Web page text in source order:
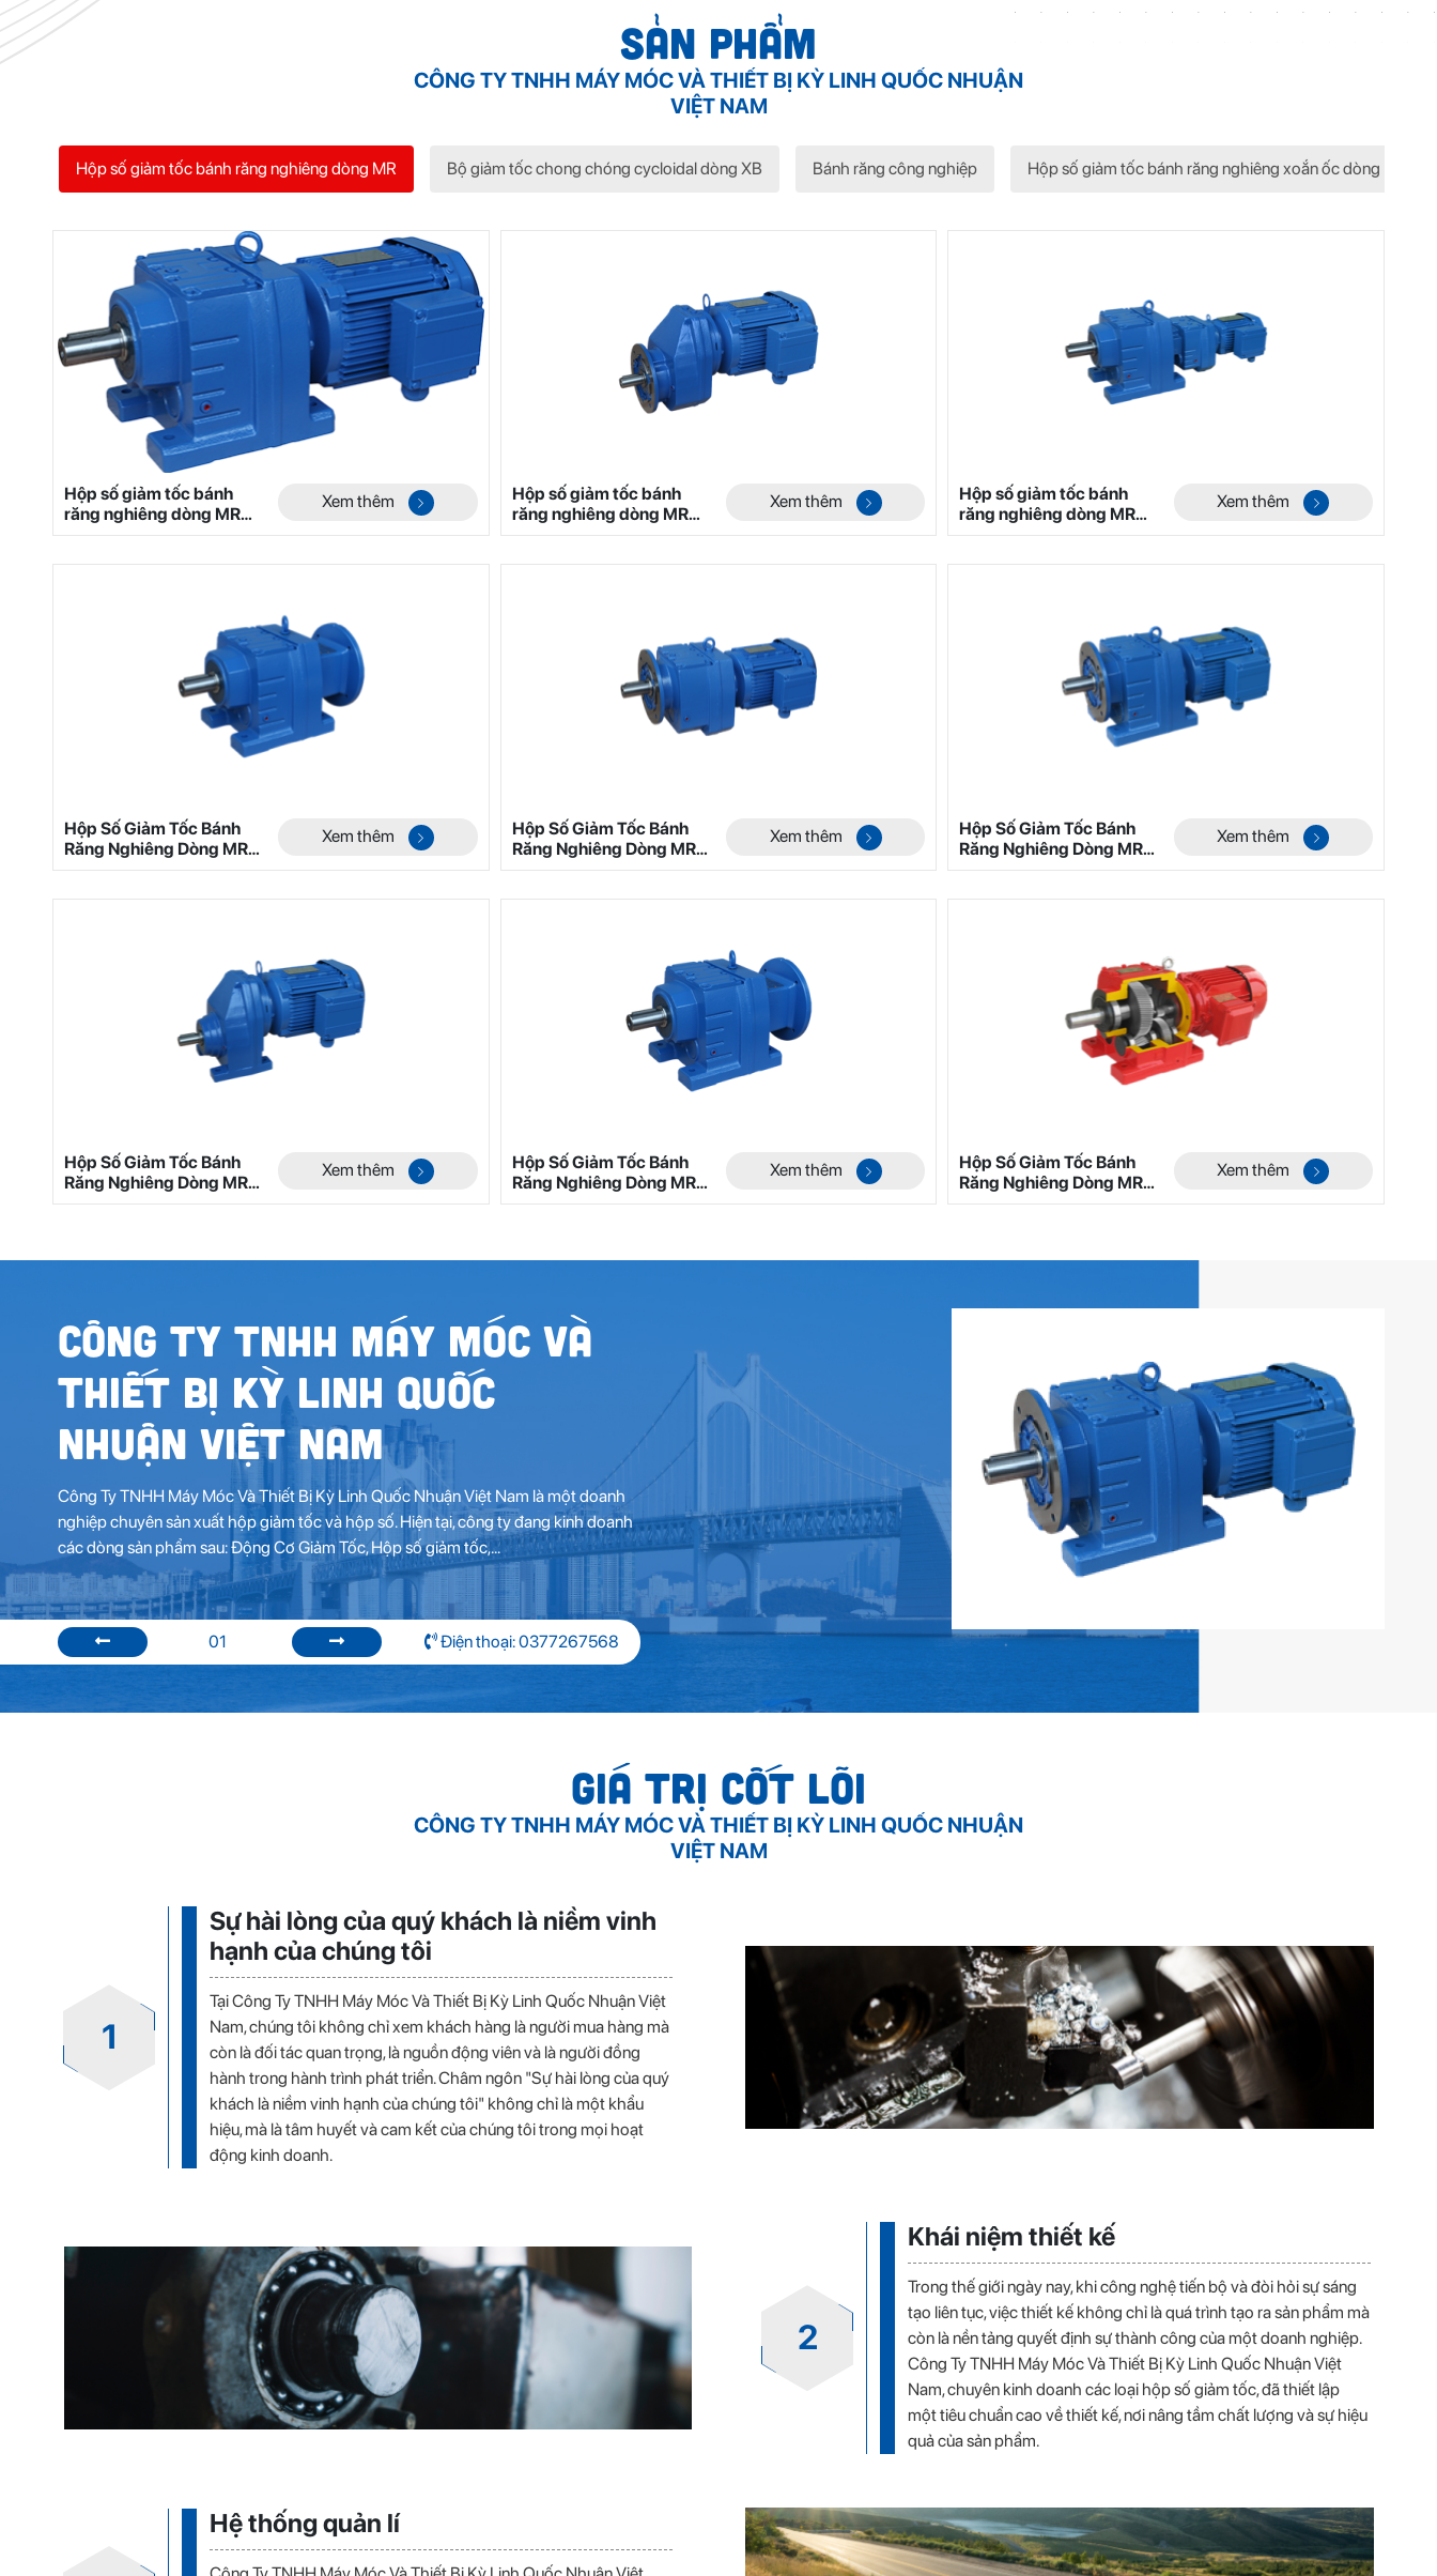
Sản phẩm
CÔNG TY TNHH MÁY MÓC VÀ THIẾT BỊ KỲ LINH QUỐC NHUẬN
VIỆT NAM
Hộp số giảm tốc bánh răng nghiêng dòng MR Bộ giảm tốc chong chóng cycloidal dòng XB Bánh răng công nghiệp Hộp số giảm tốc bánh răng nghiêng xoắn ốc dòng MS
Hộp số giảm tốc bánh
răng nghiêng dòng MR
Mã 1
Xem thêm
Hộp số giảm tốc bánh
răng nghiêng dòng MR
Mã 2
Xem thêm
Hộp số giảm tốc bánh
răng nghiêng dòng MR
Mã 3
Xem thêm
Hộp Số Giảm Tốc Bánh
Răng Nghiêng Dòng MR
Mã 4
Xem thêm
Hộp Số Giảm Tốc Bánh
Răng Nghiêng Dòng MR
Mã 5
Xem thêm
Hộp Số Giảm Tốc Bánh
Răng Nghiêng Dòng MR
Mã 6
Xem thêm
Hộp Số Giảm Tốc Bánh
Răng Nghiêng Dòng MR
Mã 8
Xem thêm
Hộp Số Giảm Tốc Bánh
Răng Nghiêng Dòng MR
Mã 7
Xem thêm
Hộp Số Giảm Tốc Bánh
Răng Nghiêng Dòng MR
Mã 9
Xem thêm
Công Ty TNHH Máy Móc Và
Thiết Bị Kỳ Linh Quốc
Nhuận Việt Nam
Công Ty TNHH Máy Móc Và Thiết Bị Kỳ Linh Quốc Nhuận Việt Nam là một doanh
nghiệp chuyên sản xuất hộp giảm tốc và hộp số. Hiện tại, công ty đang kinh doanh
các dòng sản phẩm sau: Động Cơ Giảm Tốc, Hộp số giảm tốc,...
01 Điện thoại: 0377267568
GIÁ TRỊ CỐT LÕI
CÔNG TY TNHH MÁY MÓC VÀ THIẾT BỊ KỲ LINH QUỐC NHUẬN
VIỆT NAM
1
Sự hài lòng của quý khách là niềm vinh
hạnh của chúng tôi
Tại Công Ty TNHH Máy Móc Và Thiết Bị Kỳ Linh Quốc Nhuận Việt
Nam, chúng tôi không chỉ xem khách hàng là người mua hàng mà
còn là đối tác quan trọng, là nguồn động viên và là người đồng
hành trong hành trình phát triển. Châm ngôn "Sự hài lòng của quý
khách là niềm vinh hạnh của chúng tôi" không chỉ là một khẩu
hiệu, mà là tâm huyết và cam kết của chúng tôi trong mọi hoạt
động kinh doanh.
2
Khái niệm thiết kế
Trong thế giới ngày nay, khi công nghệ tiến bộ và đòi hỏi sự sáng
tạo liên tục, việc thiết kế không chỉ là quá trình tạo ra sản phẩm mà
còn là nền tảng quyết định sự thành công của một doanh nghiệp.
Công Ty TNHH Máy Móc Và Thiết Bị Kỳ Linh Quốc Nhuận Việt
Nam, chuyên kinh doanh các loại hộp số giảm tốc, đã thiết lập
một tiêu chuẩn cao về thiết kế, nơi nâng tầm chất lượng và sự hiệu
quả của sản phẩm.
Hệ thống quản lí